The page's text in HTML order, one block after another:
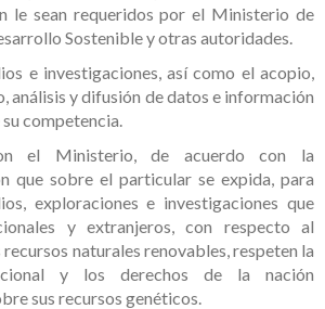
le sean requeridos por el Ministerio de
Sostenible y otras autoridades.
e investigaciones, así como el acopio,
análisis y difusión de datos e información
su competencia.
el Ministerio, de acuerdo con la
que sobre el particular se expida, para
exploraciones e investigaciones que
y extranjeros, con respecto al
naturales renovables, respeten la
y los derechos de la nación
sus recursos genéticos.